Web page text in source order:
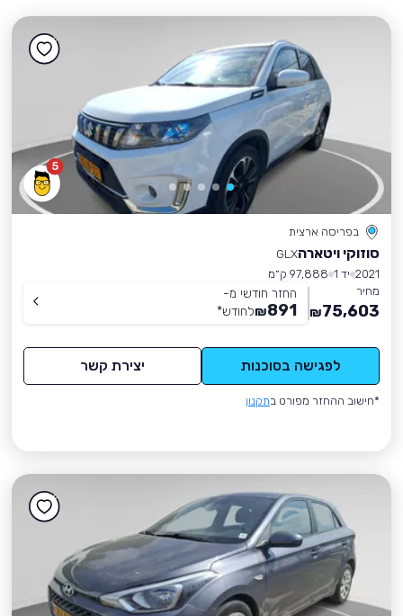
5
בפריסה ארצית
סוזוקי ויטארהGLX
2021 יד 1
97,888 ק״מ
מחיר
75,603
₪
החזר חודשי מ-
891
₪לחודש*
לפגישה בסוכנות יצירת קשר
*חישוב ההחזר מפורט בתקנון